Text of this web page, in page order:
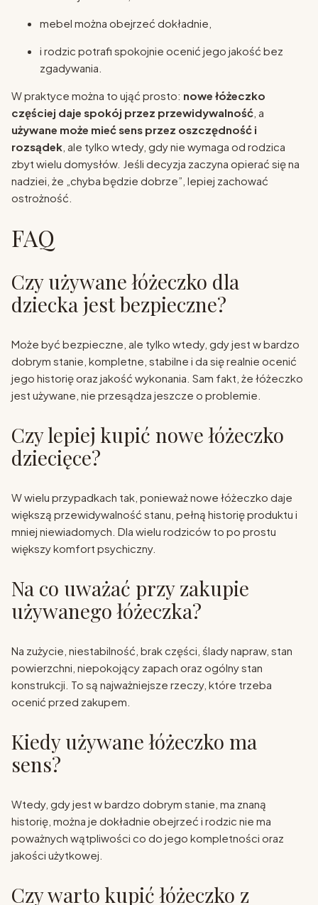
mebel można obejrzeć dokładnie,
i rodzic potrafi spokojnie ocenić jego jakość bez
zgadywania.
W praktyce można to ująć prosto: nowe łóżeczko
częściej daje spokój przez przewidywalność , a
używane może mieć sens przez oszczędność i
rozsądek , ale tylko wtedy, gdy nie wymaga od rodzica
zbyt wielu domysłów. Jeśli decyzja zaczyna opierać się na
nadziei, że „chyba będzie dobrze”, lepiej zachować
ostrożność.
FAQ
Czy używane łóżeczko dla
dziecka jest bezpieczne?
Może być bezpieczne, ale tylko wtedy, gdy jest w bardzo
dobrym stanie, kompletne, stabilne i da się realnie ocenić
jego historię oraz jakość wykonania. Sam fakt, że łóżeczko
jest używane, nie przesądza jeszcze o problemie.
Czy lepiej kupić nowe łóżeczko
dziecięce?
W wielu przypadkach tak, ponieważ nowe łóżeczko daje
większą przewidywalność stanu, pełną historię produktu i
mniej niewiadomych. Dla wielu rodziców to po prostu
większy komfort psychiczny.
Na co uważać przy zakupie
używanego łóżeczka?
Na zużycie, niestabilność, brak części, ślady napraw, stan
powierzchni, niepokojący zapach oraz ogólny stan
konstrukcji. To są najważniejsze rzeczy, które trzeba
ocenić przed zakupem.
Kiedy używane łóżeczko ma
sens?
Wtedy, gdy jest w bardzo dobrym stanie, ma znaną
historię, można je dokładnie obejrzeć i rodzic nie ma
poważnych wątpliwości co do jego kompletności oraz
jakości użytkowej.
Czy warto kupić łóżeczko z